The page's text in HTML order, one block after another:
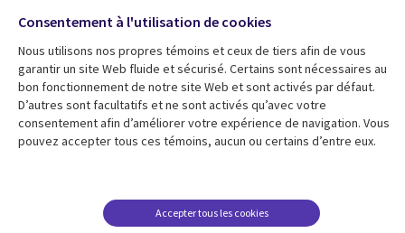
Consentement à l'utilisation de cookies
Nous utilisons nos propres témoins et ceux de tiers afin de vous
garantir un site Web fluide et sécurisé. Certains sont nécessaires au
bon fonctionnement de notre site Web et sont activés par défaut.
D’autres sont facultatifs et ne sont activés qu’avec votre
consentement afin d’améliorer votre expérience de navigation. Vous
pouvez accepter tous ces témoins, aucun ou certains d’entre eux.
Accepter tous les cookies